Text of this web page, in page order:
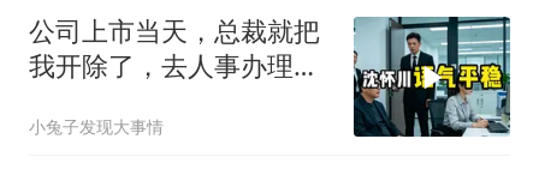
公司上市当天，总裁就把
我开除了，去人事办理离
小兔子发现大事情